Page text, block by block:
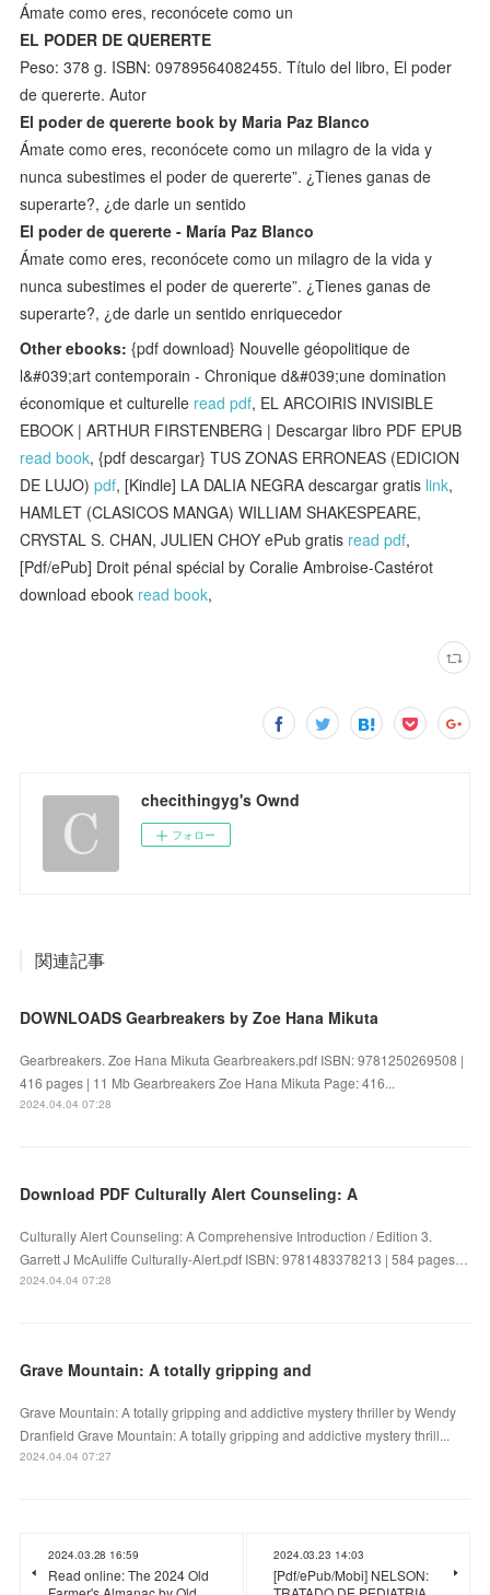
Ámate como eres, reconócete como un
EL PODER DE QUERERTE
Peso: 378 g. ISBN: 09789564082455. Título del libro, El poder
de quererte. Autor
El poder de quererte book by Maria Paz Blanco
Ámate como eres, reconócete como un milagro de la vida y
nunca subestimes el poder de quererte”. ¿Tienes ganas de
superarte?, ¿de darle un sentido
El poder de quererte - María Paz Blanco
Ámate como eres, reconócete como un milagro de la vida y
nunca subestimes el poder de quererte”. ¿Tienes ganas de
superarte?, ¿de darle un sentido enriquecedor
Other ebooks: {pdf download} Nouvelle géopolitique de
l&#039;art contemporain - Chronique d&#039;une domination
économique et culturelle read pdf, EL ARCOIRIS INVISIBLE
EBOOK | ARTHUR FIRSTENBERG | Descargar libro PDF EPUB
read book, {pdf descargar} TUS ZONAS ERRONEAS (EDICION
DE LUJO)pdf, [Kindle] LA DALIA NEGRA descargar gratis link,
HAMLET (CLASICOS MANGA) WILLIAM SHAKESPEARE,
CRYSTAL S. CHAN, JULIEN CHOY ePub gratis read pdf,
[Pdf/ePub] Droit pénal spécial by Coralie Ambroise-Castérot
download ebook read book,
checithingyg's Ownd
フォロー
関連記事
DOWNLOADS Gearbreakers by Zoe Hana Mikuta
Gearbreakers. Zoe Hana Mikuta Gearbreakers.pdf ISBN: 9781250269508 |
416 pages | 11 Mb Gearbreakers Zoe Hana Mikuta Page: 416...
2024.04.04 07:28
Download PDF Culturally Alert Counseling: A
Culturally Alert Counseling: A Comprehensive Introduction / Edition 3.
Garrett J McAuliffe Culturally-Alert.pdf ISBN: 9781483378213 | 584 pages…
2024.04.04 07:28
Grave Mountain: A totally gripping and
Grave Mountain: A totally gripping and addictive mystery thriller by Wendy
Dranfield Grave Mountain: A totally gripping and addictive mystery thrill...
2024.04.04 07:27
2024.03.28 16:59
Read online: The 2024 Old
2024.03.23 14:03
[Pdf/ePub/Mobi] NELSON: